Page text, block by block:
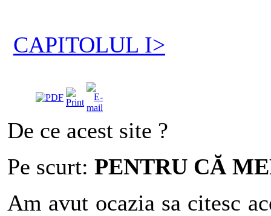
CAPITOLUL I>
De ce acest site ?
Pe scurt: PENTRU CĂ
Am avut ocazia sa citesc